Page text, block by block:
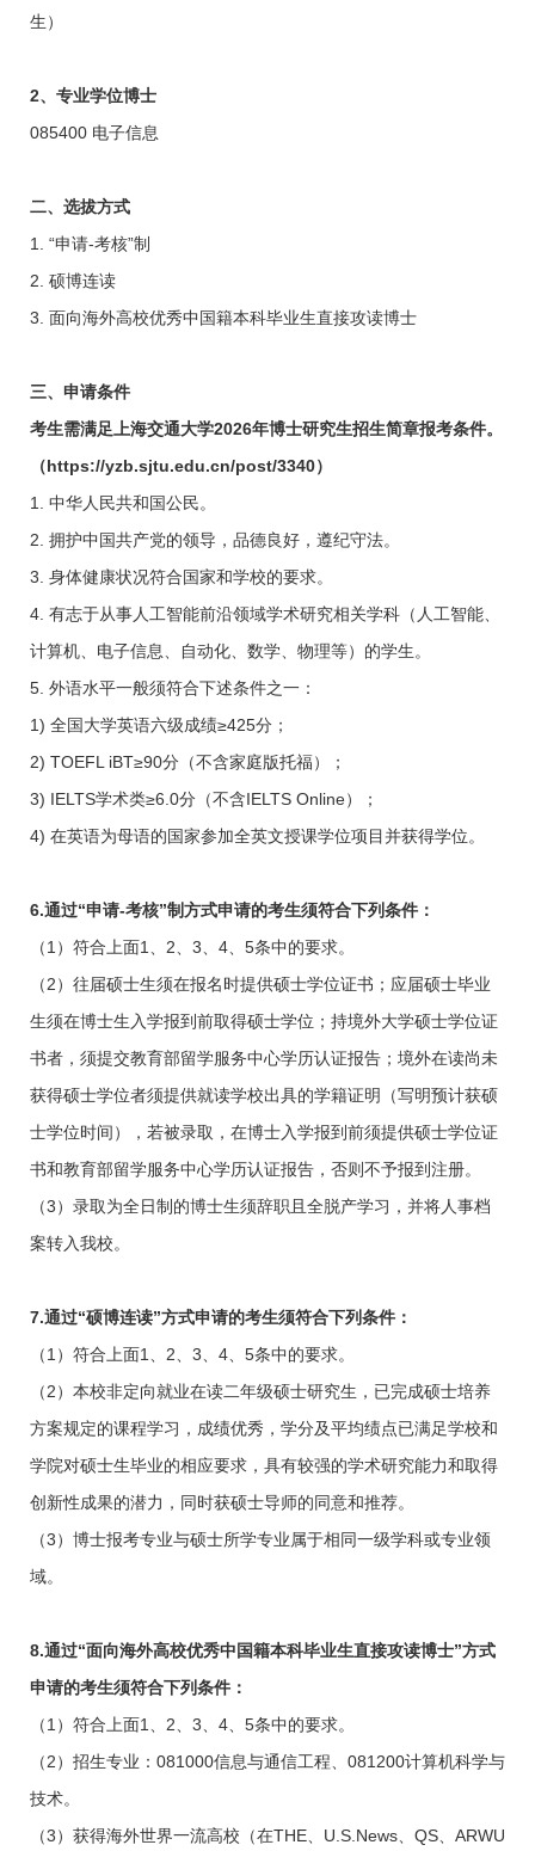
生）
2、专业学位博士
085400 电子信息
二、选拔方式
1. “申请-考核”制
2. 硕博连读
3. 面向海外高校优秀中国籍本科毕业生直接攻读博士
三、 申请条件
考生需满足上海交通大学2026年博士研究生招生简章报考条件。
（https://yzb.sjtu.edu.cn/post/3340）
1. 中华人民共和国公民。
2. 拥护中国共产党的领导，品德良好，遵纪守法。
3. 身体健康状况符合国家和学校的要求。
4. 有志于从事人工智能前沿领域学术研究相关学科（人工智能、
计算机、电子信息、自动化、数学、物理等）的学生。
5. 外语水平一般须符合下述条件之一：
1) 全国大学英语六级成绩≥425分；
2) TOEFL iBT≥90分（不含家庭版托福）；
3) IELTS学术类≥6.0分（不含IELTS Online）；
4) 在英语为母语的国家参加全英文授课学位项目并获得学位。
6.通过“申请-考核”制方式申请的考生须符合下列条件：
（1）符合上面1、 2、 3、 4、 5条中的要求。
（2）往届硕士生须在报名时提供硕士学位证书；应届硕士毕业
生须在博士生入学报到前取得硕士学位；持境外大学硕士学位证
书者，须提交教育部留学服务中心学历认证报告；境外在读尚未
获得硕士学位者须提供就读学校出具的学籍证明（写明预计获硕
士学位时间），若被录取，在博士入学报到前须提供硕士学位证
书和教育部留学服务中心学历认证报告，否则不予报到注册。
（3）录取为全日制的博士生须辞职且全脱产学习，并将人事档
案转入我校。
7.通过“硕博连读”方式申请的考生须符合下列条件：
（1）符合上面1、 2、 3、 4、 5条中的要求。
（2）本校非定向就业在读二年级硕士研究生，已完成硕士培养
方案规定的课程学习，成绩优秀，学分及平均绩点已满足学校和
学院对硕士生毕业的相应要求，具有较强的学术研究能力和取得
创新性成果的潜力，同时获硕士导师的同意和推荐。
（3）博士报考专业与硕士所学专业属于相同一级学科或专业领
域。
8.通过“面向海外高校优秀中国籍本科毕业生直接攻读博士”方式
申请的考生须符合下列条件：
（1）符合上面1、 2、 3、 4、 5条中的要求。
（2）招生专业： 081000信息与通信工程、 081200计算机科学与
技术。
（3）获得海外世界一流高校（在THE、 U.S.News、 QS、 ARWU